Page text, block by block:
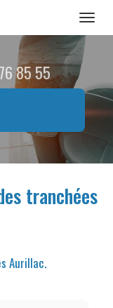
85 55
tranchées
Aurillac.